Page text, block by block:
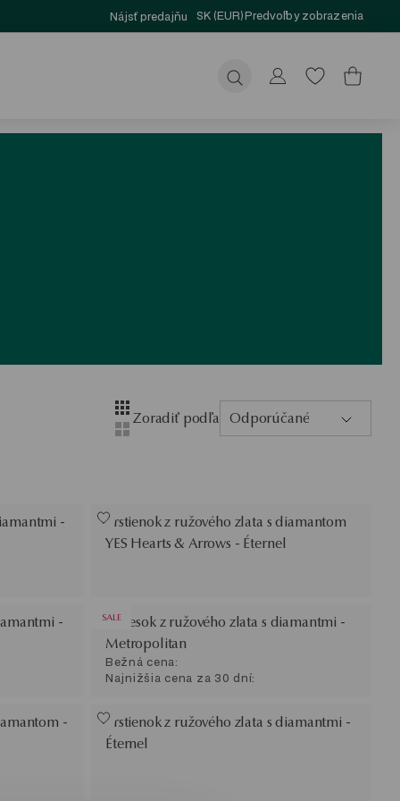
Nájsť predajňu SK (EUR)Predvoľby zobrazenia
Odoslať
Layout
Zobrazenie so štyrmi stĺpcami
Zobrazenie s dvoma stĺpcami
Zoradiť podľa Odporúčané
-
Prstienok z ružového zlata s diamantom
YES Hearts & Arrows - Éternel
-
SALE
Prívesok z ružového zlata s diamantmi -
Metropolitan
Bežná cena:
Najnižšia cena za 30 dní:
-
Prstienok z ružového zlata s diamantmi -
Éternel